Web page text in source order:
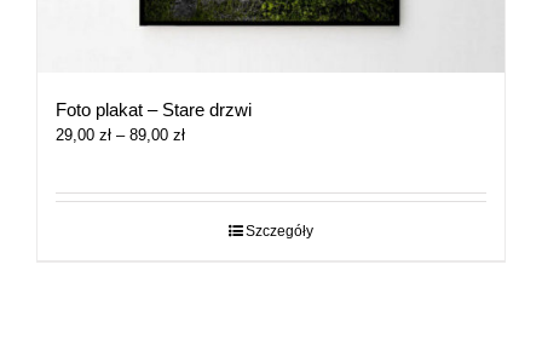
Foto plakat – Stare drzwi
29,00 zł – 89,00 złZakres
29,00 zł
Szczegóły